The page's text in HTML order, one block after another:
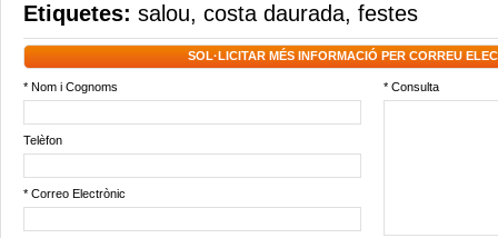
Etiquetes: salou, costa daurada, festes
SOL·LICITAR MÉS INFORMACIÓ PER CORREU
* Nom i Cognoms * Consulta
Telèfon
* Correo Electrònic